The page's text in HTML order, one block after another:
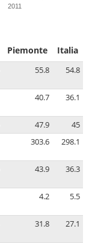
2011
Piemonte Italia
55.8 54.8
40.7 36.1
47.9
45
303.6 298.1
43.9 36.3
4.2 5.5
31.8 27.1